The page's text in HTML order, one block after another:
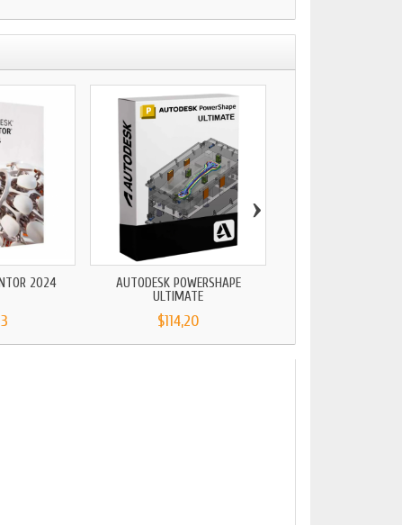
2024
AUTODESK POWERSHAPE
ULTIMATE
$114,20
›